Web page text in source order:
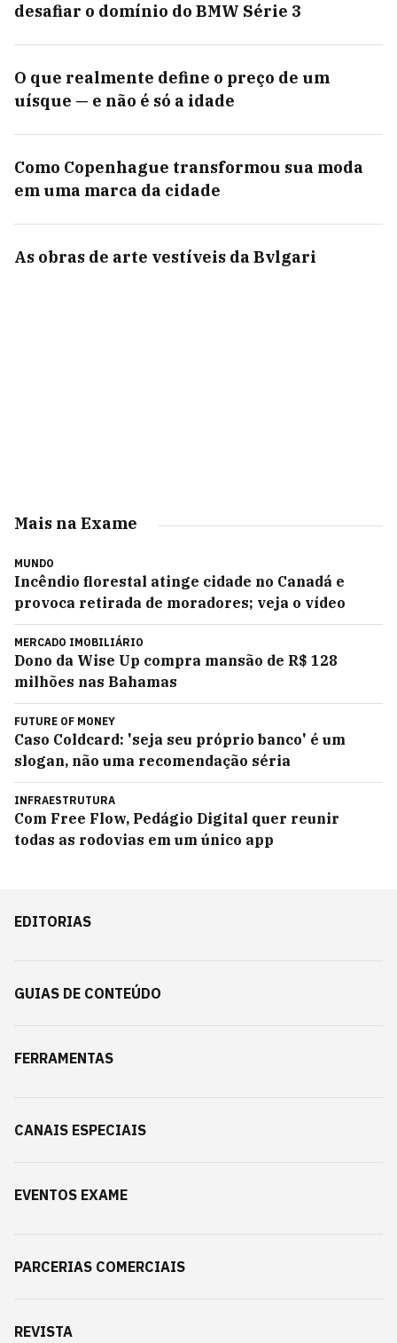
desafiar o domínio do BMW Série 3
O que realmente define o preço de um
uísque — e não é só a idade
Como Copenhague transformou sua moda
em uma marca da cidade
As obras de arte vestíveis da Bvlgari
Mais na Exame
MUNDO
Incêndio florestal atinge cidade no Canadá e
provoca retirada de moradores; veja o vídeo
MERCADO IMOBILIÁRIO
Dono da Wise Up compra mansão de R$ 128
milhões nas Bahamas
FUTURE OF MONEY
Caso Coldcard: 'seja seu próprio banco' é um
slogan, não uma recomendação séria
INFRAESTRUTURA
Com Free Flow, Pedágio Digital quer reunir
todas as rodovias em um único app
EDITORIAS
GUIAS DE CONTEÚDO
FERRAMENTAS
CANAIS ESPECIAIS
EVENTOS EXAME
PARCERIAS COMERCIAIS
REVISTA